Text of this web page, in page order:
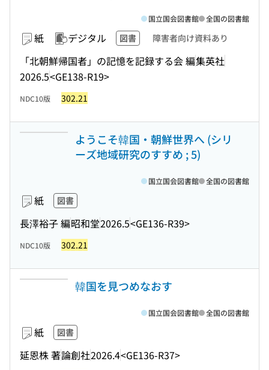
紙 デジタル 図書 障害者向け資料あり
「北朝鮮帰国者」の記憶を記録する会 編集英社
2026.5<GE138-R19>
国立国会図書館 全国の図書館
NDC10版 302.21
ようこそ韓国・朝鮮世界へ (シリ
ーズ地域研究のすすめ ; 5)
紙 図書
長澤裕子 編昭和堂2026.5<GE136-R39>
国立国会図書館 全国の図書館
NDC10版 302.21
韓国を見つめなおす
紙 図書
延恩株 著論創社2026.4<GE136-R37>
国立国会図書館 全国の図書館